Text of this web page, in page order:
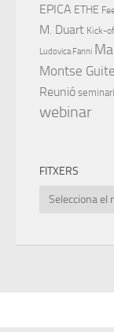
EPICA ETHE
M. Duart Kick-
Ludovica Fanni
Montse
Reunió seminari
webinar
FITXERS
Fitxers